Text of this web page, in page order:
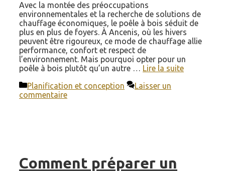
Avec la montée des préoccupations
environnementales et la recherche de solutions de
chauffage économiques, le poêle à bois séduit de
plus en plus de foyers. À Ancenis, où les hivers
peuvent être rigoureux, ce mode de chauffage allie
performance, confort et respect de
l’environnement. Mais pourquoi opter pour un
poêle à bois plutôt qu’un autre … Lire la suite
Catégories
Planification et conception
Laisser un
commentaire
Comment préparer un